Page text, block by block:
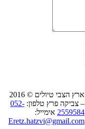
ארץ הצבי טיולים © 2016
– צביקה פרץ טלפון: 052-
2559584 אימייל:
Eretz.hatzvi@gmail.com